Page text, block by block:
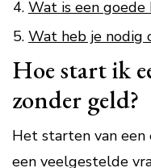
Wat is een goede
Wat heb je nodig
Hoe start ik
zonder geld?
Het starten van
een veelgestelde